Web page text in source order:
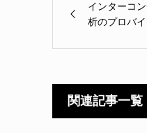
インターコ
析のプロバ
関連記事一覧